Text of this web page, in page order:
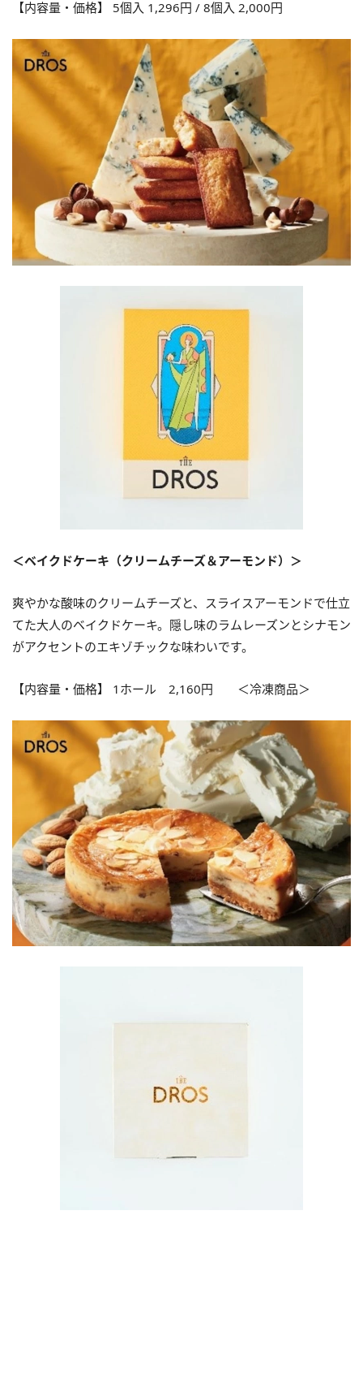
【内容量・価格】 5個入 1,296円 / 8個入 2,000円
＜ベイクドケーキ（クリームチーズ＆アーモンド）＞
爽やかな酸味のクリームチーズと、スライスアーモンドで仕立
てた大人のベイクドケーキ。隠し味のラムレーズンとシナモン
がアクセントのエキゾチックな味わいです。
【内容量・価格】 1ホール 2,160円 ＜冷凍商品＞